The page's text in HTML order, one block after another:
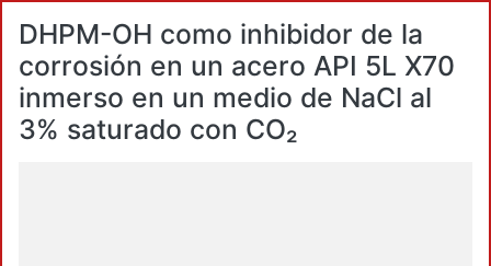
DHPM-OH como inhibidor de la
corrosión en un acero API 5L X70
inmerso en un medio de NaCl al
3% saturado con CO₂